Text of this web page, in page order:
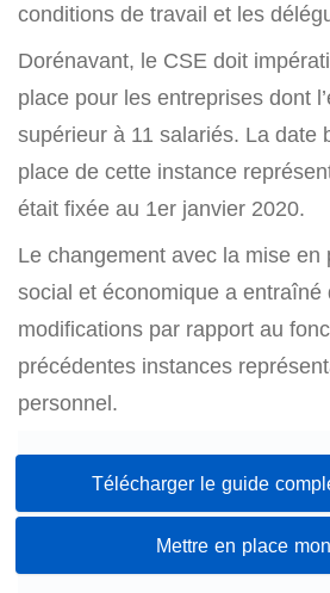
conditions de travail et les
Dorénavant, le CSE doit
place pour les entreprises dont
supérieur à 11 salariés. La date
place de cette instance
était fixée au 1er janvier 2020.
Le changement avec la mise en
social et économique a entraîné
modifications par rapport au
précédentes instances
personnel.
Télécharger le guide
Mettre en place